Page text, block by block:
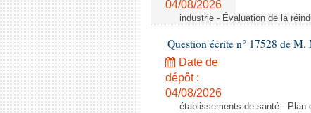
04/08/2026
industrie - Évaluation de la
Question écrite n° 17528 de
Date de
dépôt :
04/08/2026
établissements de santé - Plan